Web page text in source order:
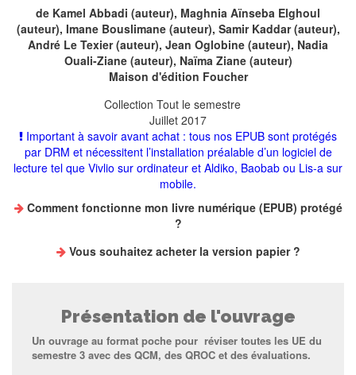
de Kamel Abbadi (auteur), Maghnia Aïnseba Elghoul
(auteur), Imane Bouslimane(auteur), Samir Kaddar(auteur),
André Le Texier(auteur), Jean Oglobine (auteur), Nadia
Ouali-Ziane(auteur), Naïma Ziane(auteur)
Maison d'édition Foucher
Collection Tout le semestre
Juillet 2017
Important à savoir avant achat : tous nos EPUB sont protégés
par DRM et nécessitent l’installation préalable d’un logiciel de
lecture tel que Vivlio sur ordinateur et Aldiko, Baobab ou Lis-a sur
mobile.
Comment fonctionne mon livre numérique (EPUB) protégé
?
Vous souhaitez acheter la version papier?
Présentation de l'ouvrage
Un ouvrage au format poche pour réviser toutes les UE du
semestre 3 avec des QCM, des QROC et des évaluations.